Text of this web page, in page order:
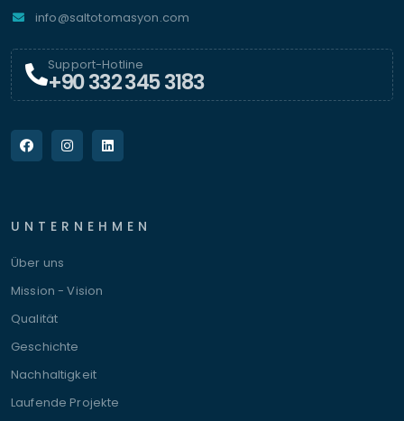
info@saltotomasyon.com
Support-Hotline
+90 332 345 3183
UNTERNEHMEN
Über uns
Mission - Vision
Qualität
Geschichte
Nachhaltigkeit
Laufende Projekte